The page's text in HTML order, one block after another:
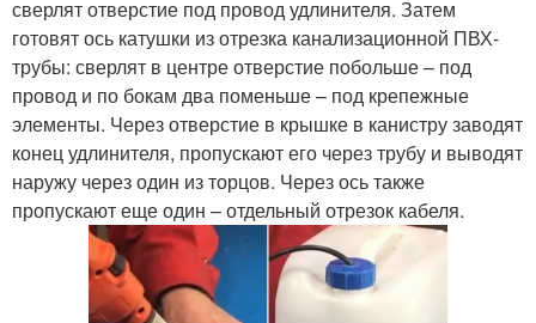
сверлят отверстие под провод удлинителя. Затем
готовят ось катушки из отрезка канализационной ПВХ-
трубы: сверлят в центре отверстие побольше – под
провод и по бокам два поменьше – под крепежные
элементы. Через отверстие в крышке в канистру заводят
конец удлинителя, пропускают его через трубу и выводят
наружу через один из торцов. Через ось также
пропускают еще один – отдельный отрезок кабеля.